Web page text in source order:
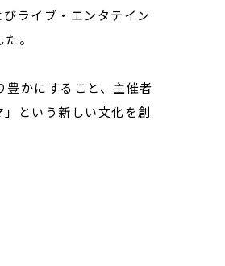
ライブ・エンタテイン
。
かにすること、主催者
という新しい文化を創